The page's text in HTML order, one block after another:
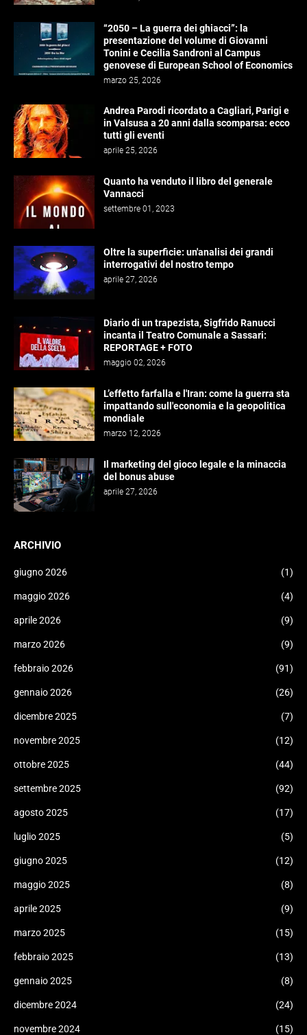
“2050 – La guerra dei ghiacci”: la
presentazione del volume di Giovanni
Tonini e Cecilia Sandroni al Campus
genovese di European School of Economics
marzo 25, 2026
Andrea Parodi ricordato a Cagliari, Parigi e
in Valsusa a 20 anni dalla scomparsa: ecco
tutti gli eventi
aprile 25, 2026
Quanto ha venduto il libro del generale
Vannacci
settembre 01, 2023
Oltre la superficie: un'analisi dei grandi
interrogativi del nostro tempo
aprile 27, 2026
Diario di un trapezista, Sigfrido Ranucci
incanta il Teatro Comunale a Sassari:
REPORTAGE + FOTO
maggio 02, 2026
L’effetto farfalla e l'Iran: come la guerra sta
impattando sull'economia e la geopolitica
mondiale
marzo 12, 2026
Il marketing del gioco legale e la minaccia
del bonus abuse
aprile 27, 2026
ARCHIVIO
giugno 2026 (1)
maggio 2026 (4)
aprile 2026 (9)
marzo 2026 (9)
febbraio 2026 (91)
gennaio 2026 (26)
dicembre 2025 (7)
novembre 2025 (12)
ottobre 2025 (44)
settembre 2025 (92)
agosto 2025 (17)
luglio 2025 (5)
giugno 2025 (12)
maggio 2025 (8)
aprile 2025 (9)
marzo 2025 (15)
febbraio 2025 (13)
gennaio 2025 (8)
dicembre 2024 (24)
novembre 2024 (15)